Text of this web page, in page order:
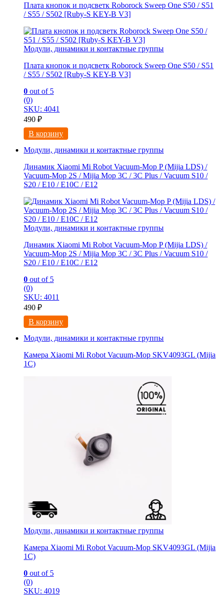
Плата кнопок и подсветк Roborock Sweep One S50 / S51
/ S55 / S502 [Ruby-S KEY-B V3]
Модули, динамики и контактные группы
Плата кнопок и подсветк Roborock Sweep One S50 / S51
/ S55 / S502 [Ruby-S KEY-B V3]
0 out of 5
(0)
SKU: 4041
490 ₽
В корзину
Модули, динамики и контактные группы
Динамик Xiaomi Mi Robot Vacuum-Mop P (Mijia LDS) /
Vacuum-Mop 2S / Mijia Mop 3C / 3С Рlus / Vacuum S10 /
S20 / E10 / E10C / E12
Модули, динамики и контактные группы
Динамик Xiaomi Mi Robot Vacuum-Mop P (Mijia LDS) /
Vacuum-Mop 2S / Mijia Mop 3C / 3С Рlus / Vacuum S10 /
S20 / E10 / E10C / E12
0 out of 5
(0)
SKU: 4011
490 ₽
В корзину
Модули, динамики и контактные группы
Камера Xiaomi Mi Robot Vacuum-Mop SKV4093GL (Mijia
1C)
Модули, динамики и контактные группы
Камера Xiaomi Mi Robot Vacuum-Mop SKV4093GL (Mijia
1C)
0 out of 5
(0)
SKU: 4019